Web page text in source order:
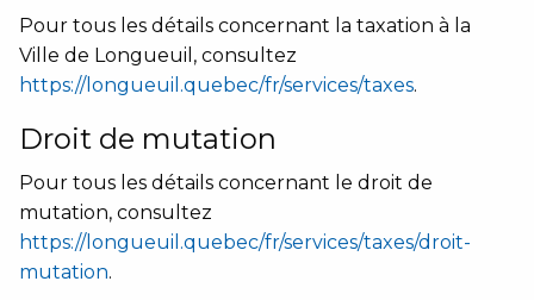
Pour tous les détails concernant la taxation à la
Ville de Longueuil, consultez
https://longueuil.quebec/fr/services/taxes.
Droit de mutation
Pour tous les détails concernant le droit de
mutation, consultez
https://longueuil.quebec/fr/services/taxes/droit-
mutation.